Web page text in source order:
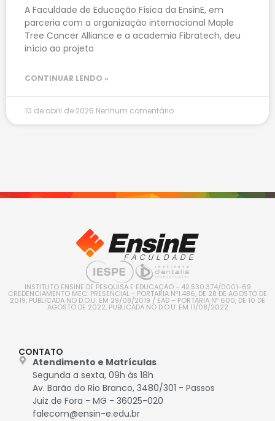
A Faculdade de Educação Física da EnsinE, em
parceria com a organização internacional Maple
Tree Cancer Alliance e a academia Fibratech, deu
início ao projeto
CONTINUAR LENDO »
10 de abril de 2026 Nenhum comentário
INSTITUTO ENSINE DE PESQUISA E EDUCAÇÃO - 42.530.374/0001-69
CREDENCIAMENTO MEC: PRESENCIAL - PORTARIA Nº1.486, DE 28 DE AGOSTO DE
2019, PUBLICADA NO D.O.U. EM 29/08/2019 / EAD – PORTARIA Nº 600, DE 10 DE
AGOSTO DE 2022, PUBLICADA NO D.O.U. EM 11/08/2022
CONTATO
Atendimento e Matrículas
Segunda a sexta, 09h às 18h
Av. Barão do Rio Branco, 3480/301 - Passos
Juiz de Fora - MG - 36025-020
falecom@ensin-e.edu.br